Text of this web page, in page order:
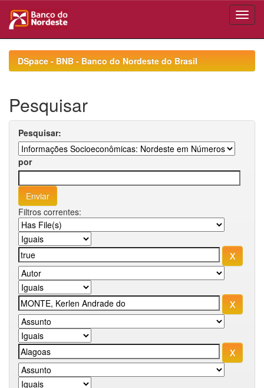
navigationDSpace - BNB - Banco do Nordeste do Brasil
Pesquisar
Pesquisar:
por
Filtros correntes: